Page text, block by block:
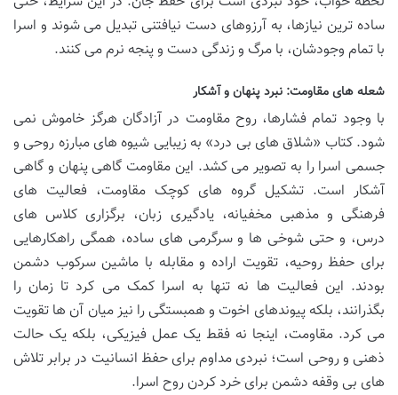
ساده ترین نیازها، به آرزوهای دست نیافتنی تبدیل می شوند و اسرا
با تمام وجودشان، با مرگ و زندگی دست و پنجه نرم می کنند.
شعله های مقاومت: نبرد پنهان و آشکار
با وجود تمام فشارها، روح مقاومت در آزادگان هرگز خاموش نمی
شود. کتاب «شلاق های بی درد» به زیبایی شیوه های مبارزه روحی و
جسمی اسرا را به تصویر می کشد. این مقاومت گاهی پنهان و گاهی
آشکار است. تشکیل گروه های کوچک مقاومت، فعالیت های
فرهنگی و مذهبی مخفیانه، یادگیری زبان، برگزاری کلاس های
درس، و حتی شوخی ها و سرگرمی های ساده، همگی راهکارهایی
برای حفظ روحیه، تقویت اراده و مقابله با ماشین سرکوب دشمن
بودند. این فعالیت ها نه تنها به اسرا کمک می کرد تا زمان را
بگذرانند، بلکه پیوندهای اخوت و همبستگی را نیز میان آن ها تقویت
می کرد. مقاومت، اینجا نه فقط یک عمل فیزیکی، بلکه یک حالت
ذهنی و روحی است؛ نبردی مداوم برای حفظ انسانیت در برابر تلاش
های بی وقفه دشمن برای خرد کردن روح اسرا.